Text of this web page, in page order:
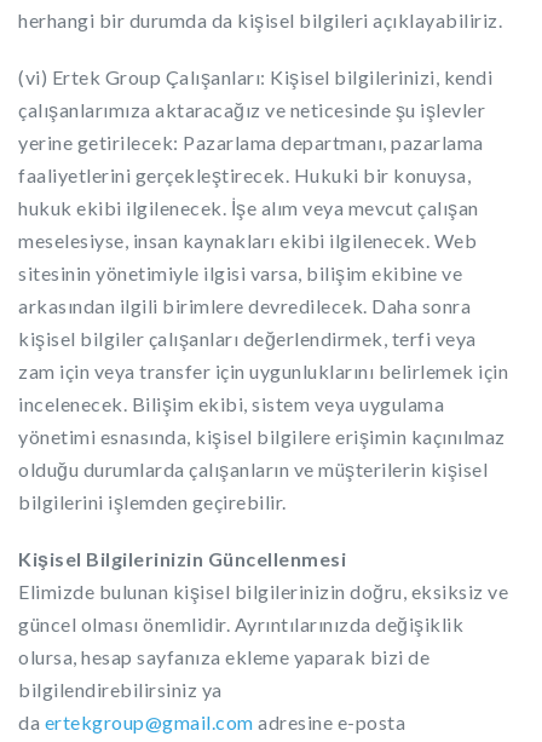
herhangi bir durumda da kişisel bilgileri açıklayabiliriz.
(vi) Ertek Group Çalışanları: Kişisel bilgilerinizi, kendi
çalışanlarımıza aktaracağız ve neticesinde şu işlevler
yerine getirilecek: Pazarlama departmanı, pazarlama
faaliyetlerini gerçekleştirecek. Hukuki bir konuysa,
hukuk ekibi ilgilenecek. İşe alım veya mevcut çalışan
meselesiyse, insan kaynakları ekibi ilgilenecek. Web
sitesinin yönetimiyle ilgisi varsa, bilişim ekibine ve
arkasından ilgili birimlere devredilecek. Daha sonra
kişisel bilgiler çalışanları değerlendirmek, terfi veya
zam için veya transfer için uygunluklarını belirlemek için
incelenecek. Bilişim ekibi, sistem veya uygulama
yönetimi esnasında, kişisel bilgilere erişimin kaçınılmaz
olduğu durumlarda çalışanların ve müşterilerin kişisel
bilgilerini işlemden geçirebilir.
Kişisel Bilgilerinizin Güncellenmesi
Elimizde bulunan kişisel bilgilerinizin doğru, eksiksiz ve
güncel olması önemlidir. Ayrıntılarınızda değişiklik
olursa, hesap sayfanıza ekleme yaparak bizi de
bilgilendirebilirsiniz ya
da ertekgroup@gmail.com adresine e-posta